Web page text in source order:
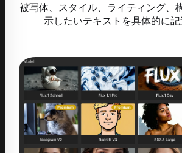
被写体、スタイル、ライティング、
示したいテキストを具体的に記